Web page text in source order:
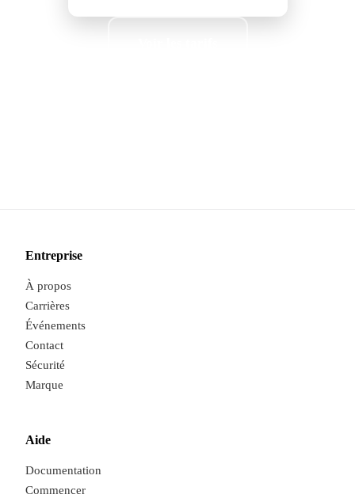
Entreprise
À propos
Carrières
Événements
Contact
Sécurité
Marque
Aide
Documentation
Commencer